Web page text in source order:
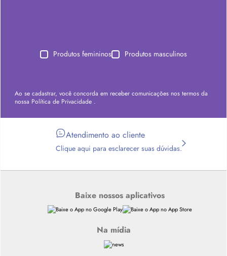
Produtos femininos Produtos masculinos
Ao se cadastrar, você concorda em receber comunicações nos termos da
nossa Política de Privacidade .
Atendimento ao cliente
Clique aqui para esclarecer suas dúvidas.
Baixe nossos aplicativos
Na mídia